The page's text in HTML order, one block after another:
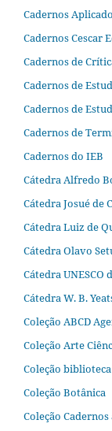
Cadernos
Cadernos Cescar
Cadernos de
Cadernos de
Cadernos de
Cadernos de
Cadernos do IEB
Cátedra Alfredo
Cátedra Josué de
Cátedra Luiz de
Cátedra Olavo
Cátedra UNESCO
Cátedra W. B.
Coleção ABCD
Coleção Arte
Coleção
Coleção Botânica
Coleção